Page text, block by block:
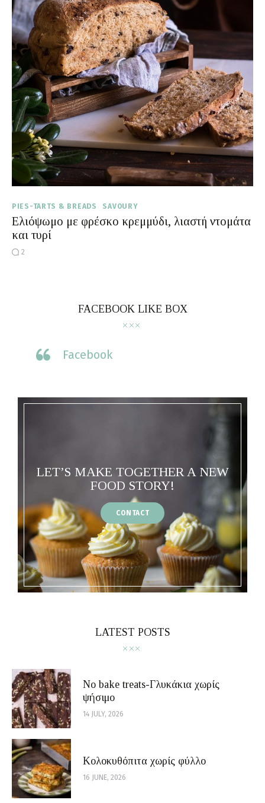
PIES-TARTS & BREADS SAVOURY
Ελιόψωμο με φρέσκο κρεμμύδι, λιαστή ντομάτα
και τυρί
2
FACEBOOK LIKE BOX
Facebook
LET’S MAKE TOGETHER A NEW
FOOD STORY!
CONTACT
LATEST POSTS
No bake treats-Γλυκάκια χωρίς
ψήσιμο
14 JULY, 2026
Κολοκυθόπιτα χωρίς φύλλο
16 JUNE, 2026